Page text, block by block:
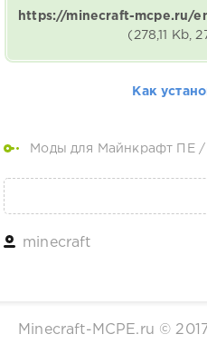
https://minecraft-mcpe.ru/
(278,11 Kb,
Как
Моды для Майнкрафт ПЕ /
minecraft
Minecraft-MCPE.ru © 2017